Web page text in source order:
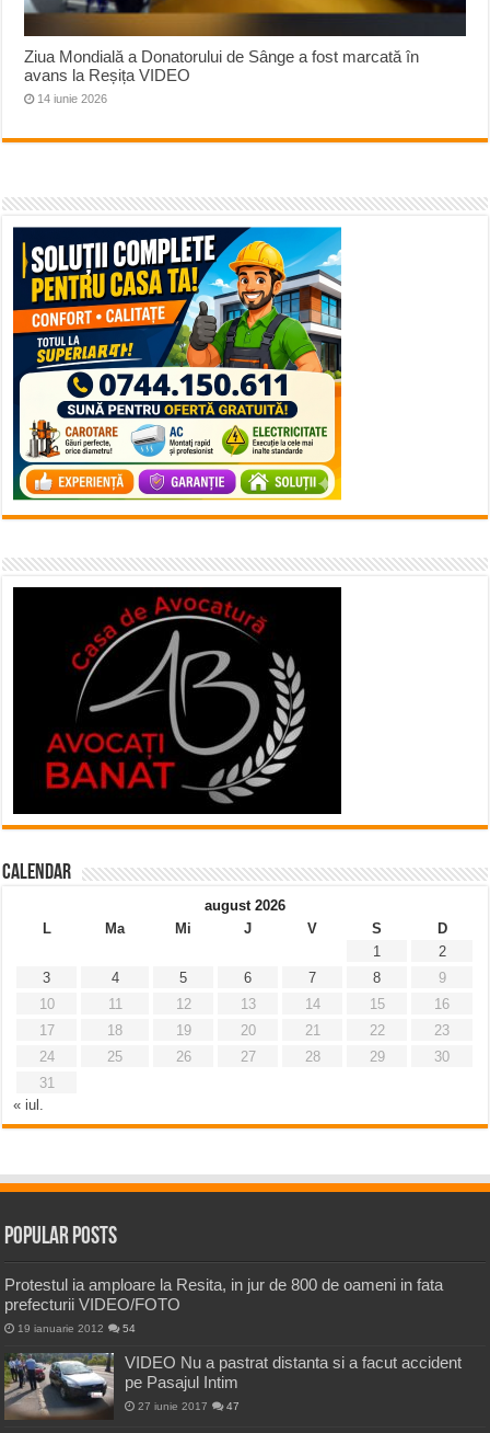
Ziua Mondială a Donatorului de Sânge a fost marcată în
avans la Reșița VIDEO
14 iunie 2026
Calendar
august 2026
L
Ma Mi J V S
D
1
2
3
4 5 6 7 8
9
10
11 12 13 14 15
16
17
18 19 20 21 22
23
24
25 26 27 28 29
30
31
« iul.
Popular Posts
Protestul ia amploare la Resita, in jur de 800 de oameni in fata
prefecturii VIDEO/FOTO
19 ianuarie 2012 54
VIDEO Nu a pastrat distanta si a facut accident
pe Pasajul Intim
27 iunie 2017 47